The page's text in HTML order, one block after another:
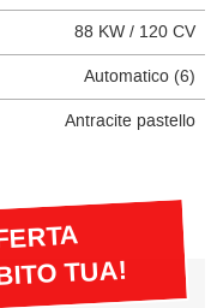
88 KW / 120 CV
Automatico (6)
Antracite pastello
TUA!